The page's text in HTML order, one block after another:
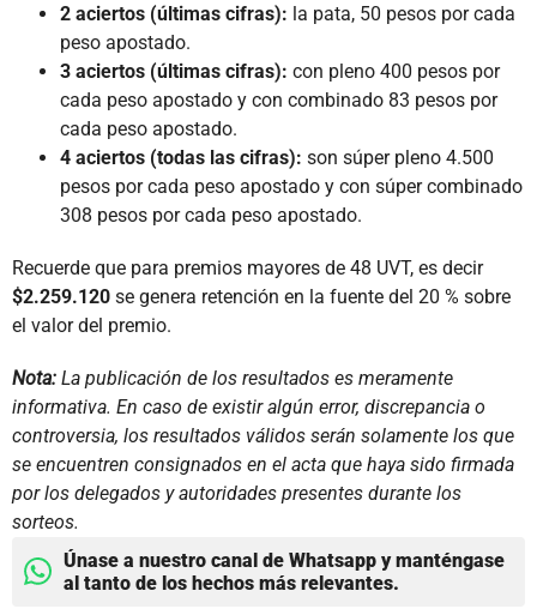
2 aciertos (últimas cifras): la pata, 50 pesos por cada
peso apostado.
3 aciertos (últimas cifras): con pleno 400 pesos por
cada peso apostado y con combinado 83 pesos por
cada peso apostado.
4 aciertos (todas las cifras): son súper pleno 4.500
pesos por cada peso apostado y con súper combinado
308 pesos por cada peso apostado.
Recuerde que para premios mayores de 48 UVT, es decir
$2.259.120 se genera retención en la fuente del 20 % sobre
el valor del premio.
Nota: La publicación de los resultados es meramente
informativa. En caso de existir algún error, discrepancia o
controversia, los resultados válidos serán solamente los que
se encuentren consignados en el acta que haya sido firmada
por los delegados y autoridades presentes durante los
sorteos.
Únase a nuestro canal de Whatsapp y manténgase
al tanto de los hechos más relevantes.